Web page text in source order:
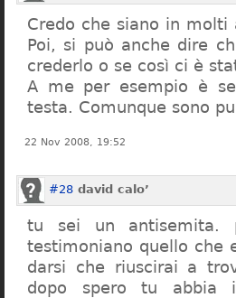
Credo che siano in
Poi, si può anche dire
crederlo o se così ci è
A me per esempio è
testa. Comunque sono
22 Nov 2008, 19:52
#28 david calo’
tu sei un antisemita.
testimoniano quello che
darsi che riuscirai a
dopo spero tu abbia